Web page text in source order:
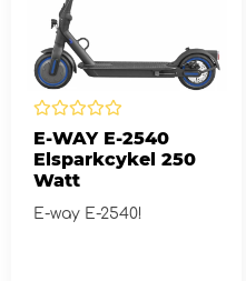
E-WAY E-2540
Elsparkcykel 250
Watt
E-way E-2540!